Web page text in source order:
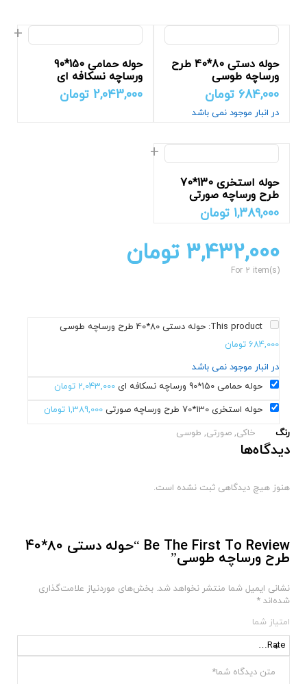
حوله دستی 80*40 طرح
ورساچه طوسی
684,000 تومان
در انبار موجود نمی باشد
حوله حمامی 150*90
ورساچه نسکافه ای
2,043,000 تومان
حوله استخری 130*70
طرح ورساچه صورتی
1,389,000 تومان
3,432,000 تومان
For 2 item(s)
This product: حوله دستی 80*40 طرح ورساچه طوسی
684,000 تومان
در انبار موجود نمی باشد
حوله حمامی 150*90 ورساچه نسکافه ای
2,043,000 تومان
حوله استخری 130*70 طرح ورساچه صورتی
1,389,000 تومان
رنگ
خاکی, صورتی, طوسی
دیدگاه‌ها
هنوز هیچ دیدگاهی ثبت نشده است.
Be The First To Review “حوله دستی 80*40
طرح ورساچه طوسی”
نشانی ایمیل شما منتشر نخواهد شد. بخش‌های موردنیاز علامت‌گذاری
شده‌اند *
امتیاز شما